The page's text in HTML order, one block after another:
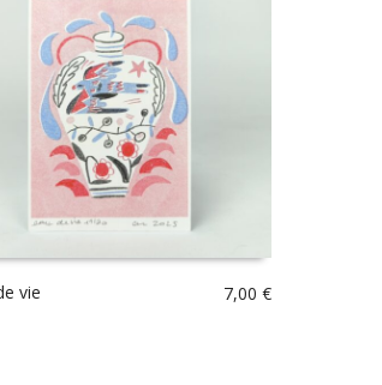
vie 7,00€